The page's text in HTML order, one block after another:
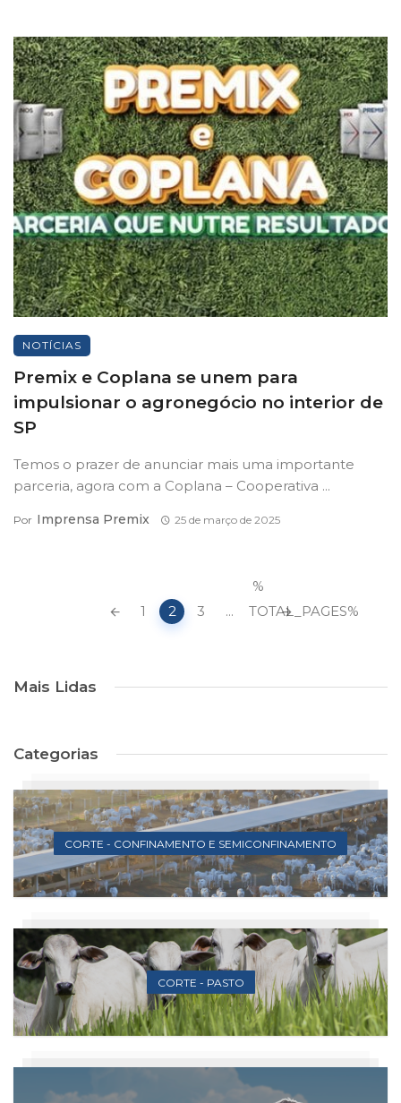
NOTÍCIAS
Premix e Coplana se unem para
impulsionar o agronegócio no interior de
SP
Temos o prazer de anunciar mais uma importante
parceria, agora com a Coplana – Cooperativa ...
Por Imprensa Premix 25 de março de 2025
1 2 3 ...
%
TOTAL_PAGES%
Mais Lidas
Categorias
CORTE - CONFINAMENTO E SEMICONFINAMENTO
CORTE - PASTO